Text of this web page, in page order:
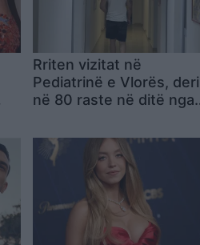
Rriten vizitat në
Pediatrinë e Vlorës, deri
në 80 raste në ditë nga